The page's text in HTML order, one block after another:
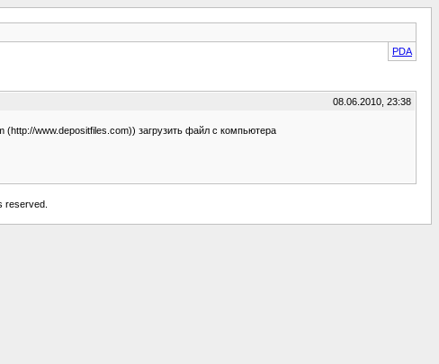
PDA
08.06.2010, 23:38
www.depositfiles.com)) загрузить файл с компьютера
reserved.